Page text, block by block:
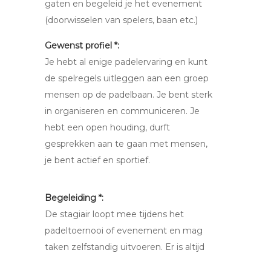
gaten en begeleid je het evenement
(doorwisselen van spelers, baan etc.)
Gewenst profiel *:
Je hebt al enige padelervaring en kunt
de spelregels uitleggen aan een groep
mensen op de padelbaan. Je bent sterk
in organiseren en communiceren. Je
hebt een open houding, durft
gesprekken aan te gaan met mensen,
je bent actief en sportief.
Begeleiding *:
De stagiair loopt mee tijdens het
padeltoernooi of evenement en mag
taken zelfstandig uitvoeren. Er is altijd